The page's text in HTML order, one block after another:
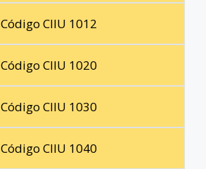
Código CIIU 1012
Código CIIU 1020
Código CIIU 1030
Código CIIU 1040